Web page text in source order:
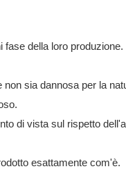
della loro
sia dannosa per la
di vista sul rispetto
esattamente com'è.